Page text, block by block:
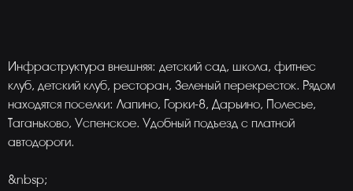
Инфраструктура внешняя: детский сад, школа, фитнес
клуб, детский клуб, ресторан, Зеленый перекресток. Рядом
находятся поселки: Лапино, Горки-8, Дарьино, Полесье,
Таганьково, Успенское. Удобный подъезд с платной
автодороги.
&nbsp;